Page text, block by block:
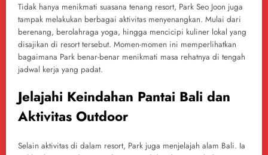
Tidak hanya menikmati suasana tenang resort, Park Seo Joon juga
tampak melakukan berbagai aktivitas menyenangkan. Mulai dari
berenang, berolahraga yoga, hingga mencicipi kuliner lokal yang
disajikan di resort tersebut. Momen-momen ini memperlihatkan
bagaimana Park benar-benar menikmati masa rehatnya di tengah
jadwal kerja yang padat.
Jelajahi Keindahan Pantai Bali dan
Aktivitas Outdoor
Selain aktivitas di dalam resort, Park juga menjelajah alam Bali. Ia